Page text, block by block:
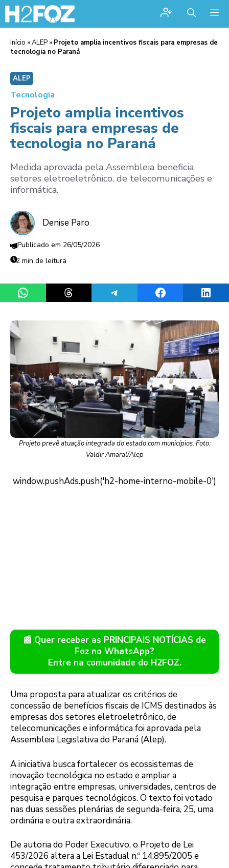
Início »ALEP » Projeto amplia incentivos fiscais para empresas de
tecnologia no Paraná
ALEP
Tecnologia
Projeto amplia incentivos
fiscais para empresas de
tecnologia no Paraná
Medida aprovada pela Assembleia beneficia
setores eletroeletrônico, de telecomunicações e
informática.
Denise Paro
26/05/2026
2 min de leitura
Share on WhatsAppShare on ThreadsShare on TelegramShare on Facebook
Projeto prevê atuação integrada do estado com municípios. Foto:
Valdir Amaral/Alep
📰 Quer receber as PRINCIPAIS NOTÍCIAS de
Foz no WhatsApp?
Entre na comunidade do H2FOZ.
Uma proposta para atualizar os critérios de
concessão de benefícios fiscais de ICMS destinados às
empresas dos setores eletroeletrônico, de
telecomunicações e informática foi aprovada pela
Assembleia Legislativa do Paraná (Alep).
A iniciativa busca fortalecer os ecossistemas de
inovação tecnológica no estado e ampliar a
integração entre empresas, universidades, centros de
pesquisa e parques tecnológicos. O texto foi votado
nas duas sessões plenárias de segunda-feira, 25, uma
ordinária e outra extraordinária.
De autoria do Poder Executivo, o Projeto de Lei
453/2026 altera a Lei Estadual n.º 14.895/2005 e